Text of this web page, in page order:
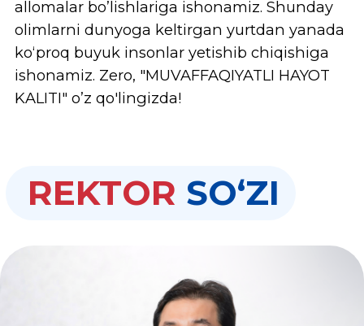
xarakter gʻoyasi bilan uygʻunlashtirgan
holda universitetimiz taʼlimga yangicha
yondashuvni taklif etadi, bu esa, shubhasiz,
Oʻzbekiston taraqqiyoti uchun ulkan hissa
qoʻshadi.
Hwashin Korea Universiteti talabalari
tashkil etilgan gumanitar fanlar majmuasi
esa multi-madaniyatli jahonda zarur boʻlgan
Biz “Muvaffaqiyatli hayot kaliti” har bir
talabaning oʻz qoʻlida ekanligiga ishonamiz,